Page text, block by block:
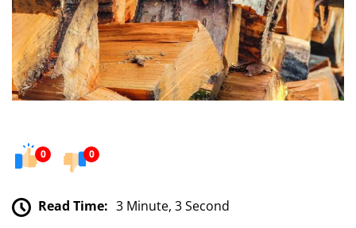
0 0
Read Time: 3 Minute, 3 Second